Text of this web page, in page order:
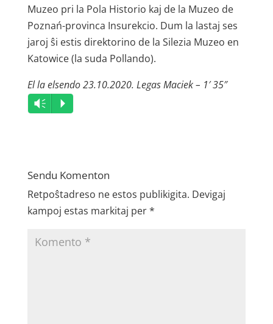
Muzeo pri la Pola Historio kaj de la Muzeo de
Poznań-provinca Insurekcio. Dum la lastaj ses
jaroj ŝi estis direktorino de la Silezia Muzeo en
Katowice (la suda Pollando).
El la elsendo 23.10.2020. Legas Maciek – 1′ 35″
Audio
Player
Vm P
Sendu Komenton
Retpoŝtadreso ne estos publikigita. Devigaj
kampoj estas markitaj per*